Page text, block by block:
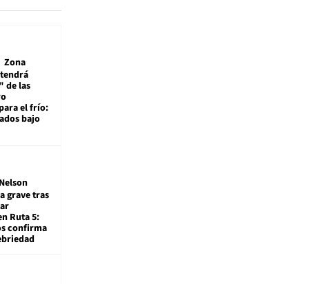
Zona
de las
el frío:
bajo
Nelson
grave tras
Ruta 5:
confirma